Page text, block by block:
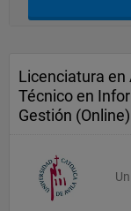
Licenciatura en
Técnico en
Gestión (Online)